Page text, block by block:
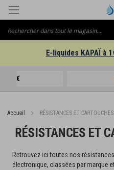
Aller
E-liquides KAPAÏ à
E-liquides
Accueil RÉSISTANCES ET CARTOUCHES
RÉSISTANCES ET
Retrouvez ici toutes nos
électronique, classées par marque